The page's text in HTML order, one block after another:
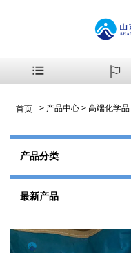
首页 > 产品中心 > 高端化学品
产品分类
最新产品